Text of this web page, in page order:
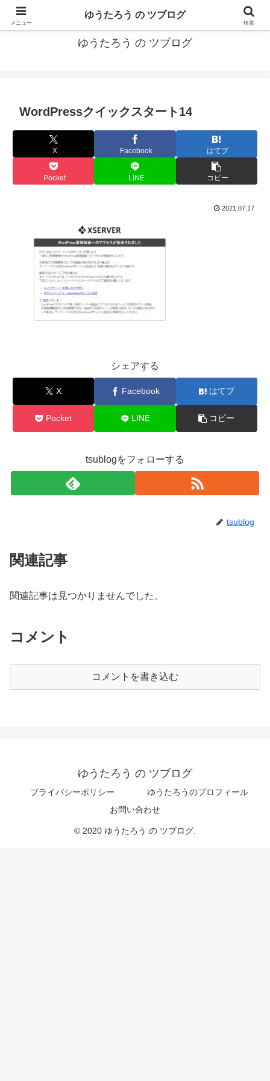
カリフォルニアMBA卒40代がMBA・キャリアとEコマースについて発信
ゆうたろう の ツブログ
WordPressクイックスタート14
X Facebook はてブ
Pocket LINE コピー
2021.07.17
シェアする
X Facebook はてブ
Pocket LINE コピー
tsublogをフォローする
tsublog
関連記事
関連記事は見つかりませんでした。
コメント
コメントを書き込む
ゆうたろう の ツブログ
プライバシーポリシー
ゆうたろうのプロフィール
お問い合わせ
© 2020 ゆうたろう の ツブログ.
メニュー
ゆうたろう の ツブログ
検索